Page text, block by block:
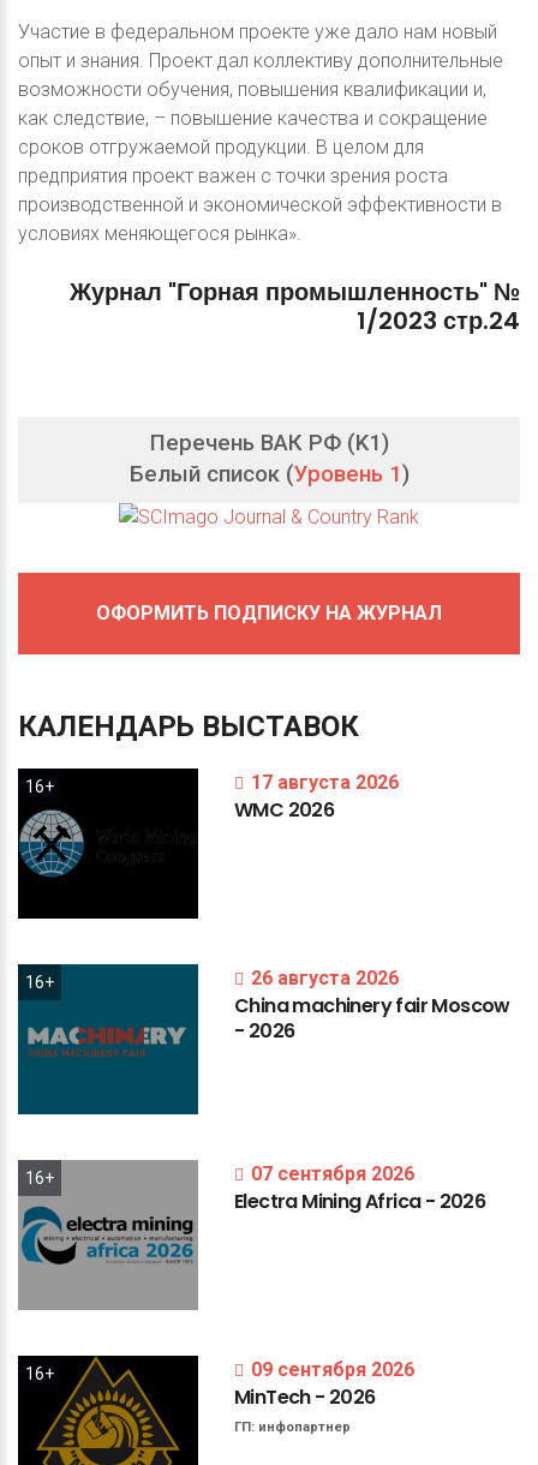
Участие в федеральном проекте уже дало нам новый
опыт и знания. Проект дал коллективу дополнительные
возможности обучения, повышения квалификации и,
как следствие, – повышение качества и сокращение
сроков отгружаемой продукции. В целом для
предприятия проект важен с точки зрения роста
производственной и экономической эффективности в
условиях меняющегося рынка».
Журнал "Горная промышленность" №
1/2023 стр.24
Перечень ВАК РФ (K1)
Белый список (Уровень 1)
ОФОРМИТЬ ПОДПИСКУ НА ЖУРНАЛ
КАЛЕНДАРЬ ВЫСТАВОК
16+ 17 августа 2026
WMC 2026
16+ 26 августа 2026
ChinamachineryfairMoscow
- 2026
16+ 07 сентября 2026
ElectraMiningAfrica- 2026
16+ 09 сентября 2026
MinTech- 2026
ГП: инфопартнер